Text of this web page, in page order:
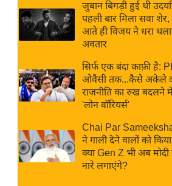
Hindi
News
Live
News in
Hindi
ख
ब
अंतर्राष्ट्रीय
बिज़नेस
जगत
विशेषज्ञ
जुबान बिगड़ी हुई थी
पहली बार मिला सवा शेर,
आते ही विजय ने धरा
अवतार
सिर्फ एक बंदा काफ़ी है:
ओवैसी तक...कैसे अकेले
राजनीति का रुख बदलने
'लोन वॉरियर्स'
Chai Par
ने गाली देने वालों को
क्या Gen Z भी अब मोदी
नारे लगाएंगे?